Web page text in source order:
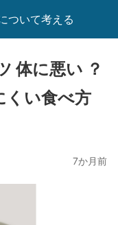
ついて考える
体に悪い ？
くい食べ方
7か月前